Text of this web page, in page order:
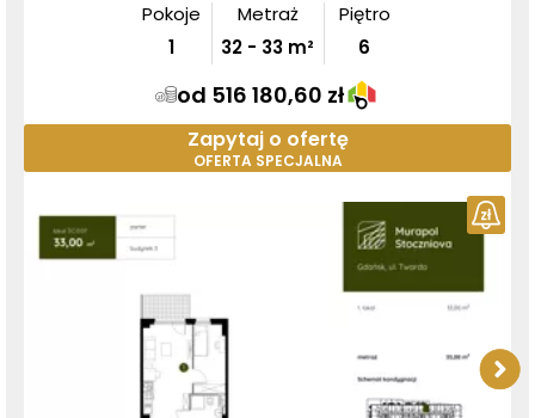
Pokoje
1
Metraż
32 - 33 m²
Piętro
6
od 516 180,60 zł
Zapytaj o ofertę
OFERTA SPECJALNA